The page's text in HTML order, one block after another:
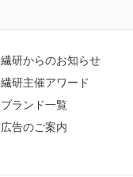
繊研からのお知らせ
繊研主催アワード
ブランド一覧
広告のご案内